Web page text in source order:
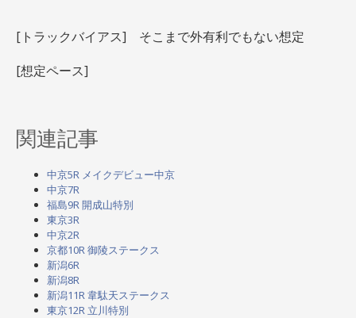
[トラックバイアス] そこまで外有利でもない想定
[想定ペース]
関連記事
中京5R メイクデビュー中京
中京7R
福島9R 開成山特別
東京3R
中京2R
京都10R 御陵ステークス
新潟6R
新潟8R
新潟11R 韋駄天ステークス
東京12R 立川特別